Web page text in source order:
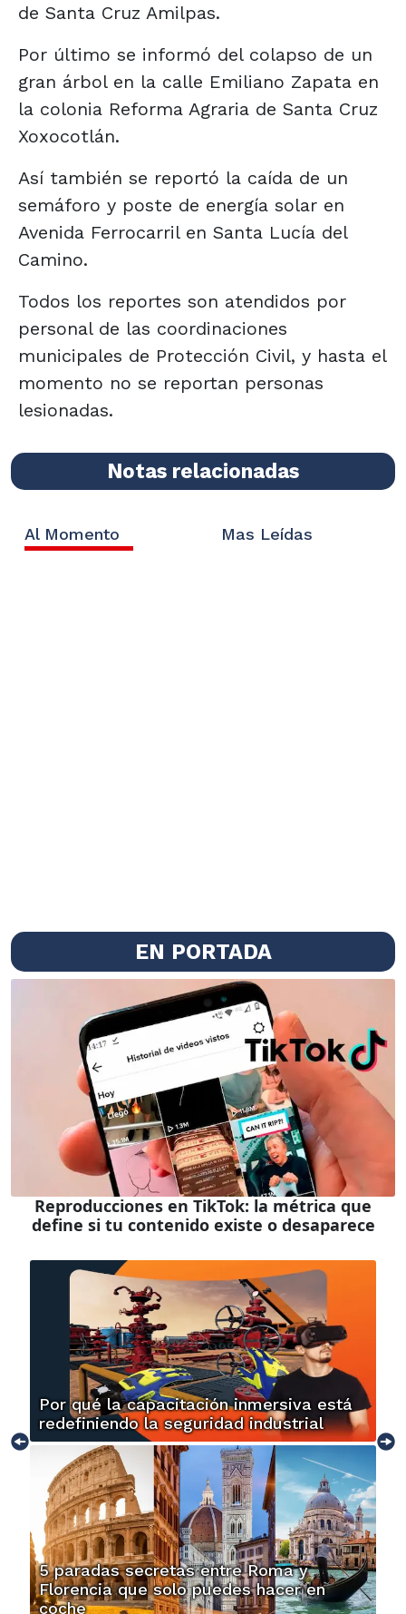
de Santa Cruz Amilpas.
Por último se informó del colapso de un
gran árbol en la calle Emiliano Zapata en
la colonia Reforma Agraria de Santa Cruz
Xoxocotlán.
Así también se reportó la caída de un
semáforo y poste de energía solar en
Avenida Ferrocarril en Santa Lucía del
Camino.
Todos los reportes son atendidos por
personal de las coordinaciones
municipales de Protección Civil, y hasta el
momento no se reportan personas
lesionadas.
Notas relacionadas
Al Momento Mas Leídas
EN PORTADA
Reproducciones en TikTok: la métrica que
define si tu contenido existe o desaparece
Por qué la capacitación inmersiva está
redefiniendo la seguridad industrial
5 paradas secretas entre Roma y
Florencia que solo puedes hacer en
coche